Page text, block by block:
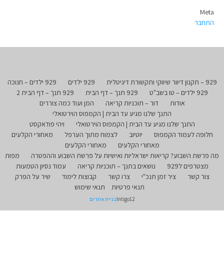
Meta
התחבר
929 – תקנון דיוור שיווקי ותקשורת דיגיטלית 929 ילדים
929 ילדים – חנוכה
929 ילדים – טו בשב"ט
929 תנך – דף הבית
929 תנך – דף הבית 2
אודות
דור – תוכניות קריאה
המן ועוד כמה צוררים
התנך שלנו מגיע עד הבית | הקמפוס הוירטואלי
התנך שלנו מגיע עד הבית | הקמפוס הוירטואלי
ויהי פודאקסט
חלופה לעמוד הקמפוס
יוטיוב לצמוח מתוך הערפל
מאחורי הקלעים
מאחורי הקלעים
מאחורי הקלעים
מה פרשת השבוע? קריאות ישראליות ואישיות על פרשת השבוע וההפטרה
מפות
מצטרפים ל929
נושאים בתנך – תוכניות קריאה
עמוד נסיון הטמעות
צור קשר
ציר זמן תנכ"י צרו קשר קבוצות לימוד
שיר על הפרק
תנאי פרטיות
תנאי שימוש
Intigo12בניית אתרים